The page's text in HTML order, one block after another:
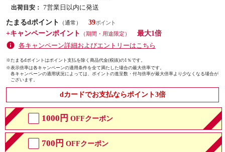
出荷目安： 7営業日以内に発送
たまるdポイント
（通常）
39
+キャンペーンポイント
（期間・用途限定）
最大1倍
各キャンペーン詳細およびエントリーはこちら
※たまるdポイントはポイント支払を除く商品代金(税抜)の1％です。
※表示倍率は各キャンペーンの適用条件を全て満たした場合の最大倍率です。
各キャンペーンの適用状況によっては、ポイントの進呈数・付与倍率が最大倍率より少なくなる場合が
ございます。
dカードでお支払ならポイント3倍
1000円 OFFクーポン
700円 OFFクーポン